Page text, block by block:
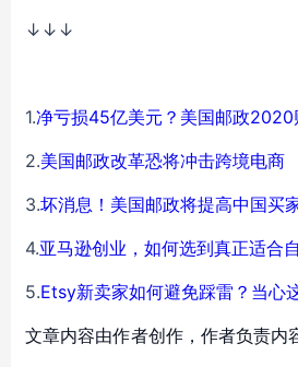
↓↓↓
1.净亏损45亿美元？美国邮政2020
2.美国邮政改革恐将冲击跨境电商
3.坏消息！美国邮政将提高中国买
4.亚马逊创业，如何选到真正适合
5.Etsy新卖家如何避免踩雷？当心
文章内容由作者创作，作者负责内